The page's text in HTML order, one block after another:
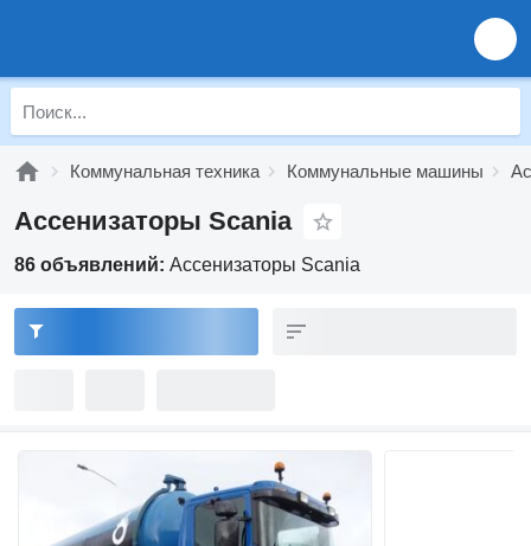
Коммунальная техника Коммунальные машины
Ассенизаторы Scania
86 объявлений: Ассенизаторы Scania